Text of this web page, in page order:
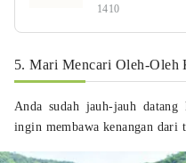
1410
5. Mari Mencari Oleh-Oleh
Anda sudah jauh-jauh
ingin membawa kenangan dari